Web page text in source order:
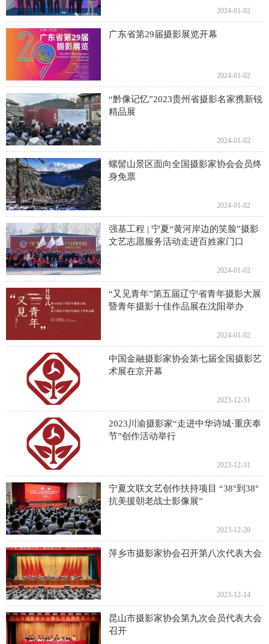
2024-01-02
广东省第29届摄影展览开幕
2024-01-02
“黔像记忆”2023贵州省摄影名家携新锐
精品展
2024-01-02
螺髻山景区面向全国摄影家协会会员终
身免票
2024-01-02
强基工程 | 宁夏“黄河岸边的笑脸”摄影
文艺志愿服务活动走进百姓家门口
2024-01-02
“又见青年”第五届辽宁省青年摄影大展
暨青年摄影十佳作品展在沈阳举办
2024-01-02
中国金融摄影家协会第七届全国摄影艺
术展在京开幕
2023-12-31
2023川渝摄影家“走进中华诗城·重庆奉
节”创作活动举行
2023-12-31
宁夏文联文艺创作扶持项目 “38°到38°
抗美援朝老战士影像展”
2023-12-20
萍乡市摄影家协会召开第八次代表大会
2023-12-14
昆山市摄影家协会第九次会员代表大会
召开